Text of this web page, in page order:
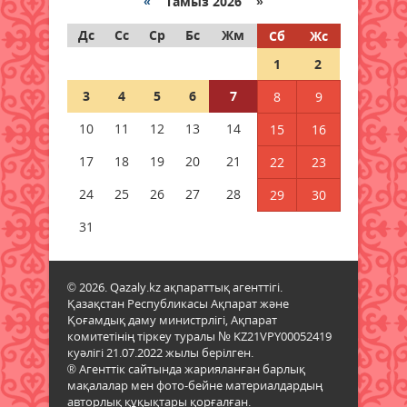
06 тамыз 2026 ж. 87
Дауыл, жаңбыр: Еліміздің
бірнеше өңірінде ауа райына
байланысты ескерту жасалды
Бұршақ, дауыл: Еліміздің 16
өңірінде дауылды ескерту
жарияланды
Синоптиктер Қазақстанның екі
қаласында ауа сапасы
нашарлауы мүмкін екенін
ескертті
06 тамыз 2026 ж. 85
Дс
Сс Ср Бс Жм Сб
Жс
1
2
3
4 5 6 7 8
9
10
11 12 13 14 15
16
17
18 19 20 21 22
23
24
25 26 27 28 29
30
31
© 2026. Qazaly.kz ақпараттық агенттігі.
Қазақстан Республикасы Ақпарат және
Қоғамдық даму министрлігі, Ақпарат
комитетінің тіркеу туралы № KZ21VPY00052419
куәлігі 21.07.2022 жылы берілген.
® Агенттік сайтында жарияланған барлық
мақалалар мен фото-бейне материалдардың
авторлық құқықтары қорғалған.